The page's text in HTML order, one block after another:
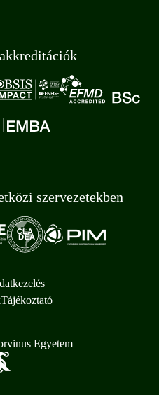
szervezetekben
Tájékoztató
Egyetem